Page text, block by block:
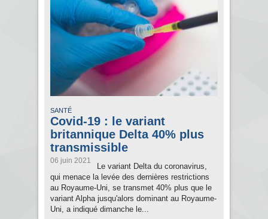
SANTÉ
Covid-19 : le variant
britannique Delta 40% plus
transmissible
06 juin 2021
Le variant Delta du coronavirus,
qui menace la levée des dernières restrictions
au Royaume-Uni, se transmet 40% plus que le
variant Alpha jusqu'alors dominant au Royaume-
Uni, a indiqué dimanche le...